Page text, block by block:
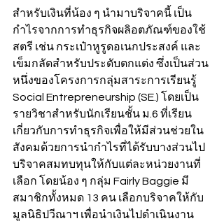
สำหรับเงินที่น้อง ๆ นำมาบริจาคนี้ เป็น
กำไรจากการทำธุรกิจผลิอตภัณฑ์ของใช้
สตรี เช่น กระเป๋าหูรูดอเนกประสงค์ และ
เข็มกลัดสำหรับประดับตกแต่ง ซึ่งเป็นส่วน
หนึ่งของโครงการกลุ่มสาระการเรียนรู้
Social Entrepreneurship (SE.) โดยเป็น
รายวิชาสำหรับนักเรียนชั้น ม.6 ที่เรียน
เกี่ยวกับการทำธุรกิจเพื่อให้มีส่วนช่วยใน
สังคมด้วยการนำกำไรที่ได้รับบางส่วนไป
บริจาคสมทบทุนให้กับแต่ละหน่วยงานที่
เลือก โดยน้อง ๆ กลุ่ม Fairly Baggie มี
สมาชิกทั้งหมด 13 คน เลือกบริจาคให้กับ
มูลนิธิปวีณาฯ เพื่อนำเงินไปดำเนินงาน